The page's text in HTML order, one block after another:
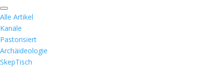
Alle Artikel
Kanäle
Pastorisiert
Archäideologie
SkepTisch